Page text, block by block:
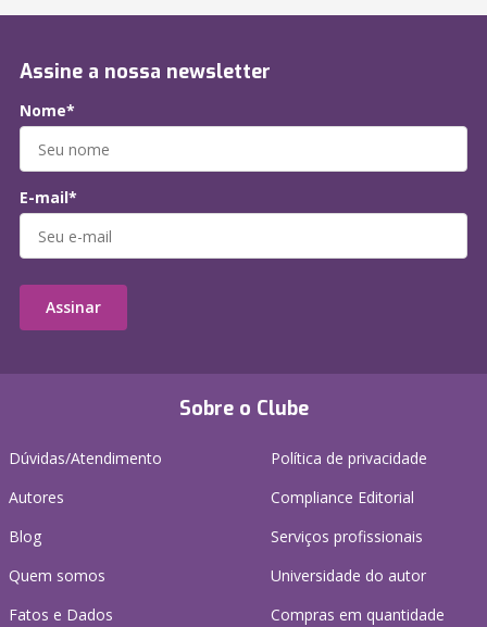
Sobre o Clube
Dúvidas/Atendimento
Autores
Blog
Quem somos
Fatos e Dados
Política de privacidade
Compliance Editorial
Serviços profissionais
Universidade do autor
Compras em quantidade
Assine a nossa newsletter
Nome*
E-mail*
Assinar